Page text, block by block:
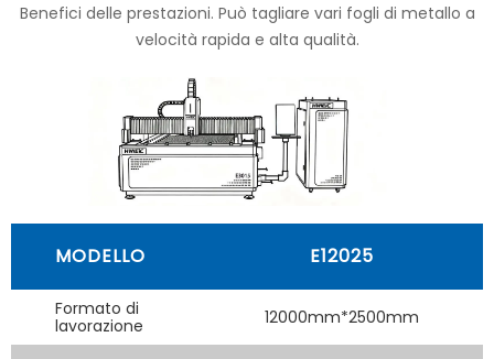
Benefici delle prestazioni. Può tagliare vari fogli di metallo a
velocità rapida e alta qualità.
MODELLO E12025
Formato di
lavorazione
12000mm*2500mm